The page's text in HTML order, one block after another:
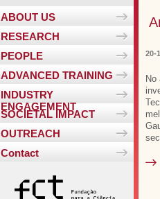
ABOUT US
RESEARCH
PEOPLE
ADVANCED TRAINING
INDUSTRY
ENGAGEMENT
SOCIETAL IMPACT
OUTREACH
Contact
20-
No